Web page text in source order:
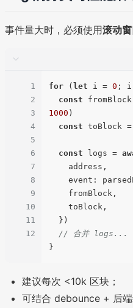
事件量大时，必须使用滚动窗
1
2
3
4
5
6
7
8
9
10
11
12
for ( let i = 0 ; i
const
1000 )
const toBlock
const logs =
event :
// 合并 logs...
建议每次 <10k 区块；
可结合 debounce + 后端